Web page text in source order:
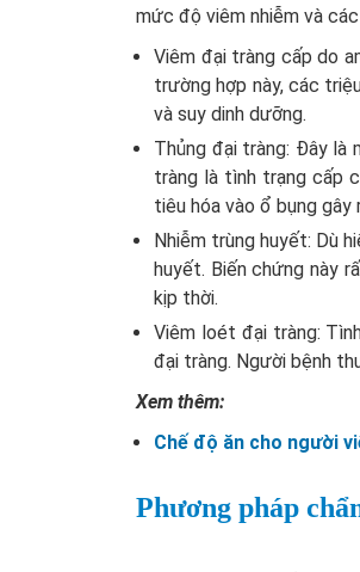
mức độ viêm nhiễm và
Viêm đại tràng cấp do
trường hợp này, các
và suy dinh dưỡng.
Thủng đại tràng: Đây là
tràng là tình trạng cấp
tiêu hóa vào ổ bụng gây
Nhiễm trùng huyết: Dù
huyết. Biến chứng này
kịp thời.
Viêm loét đại tràng:
đại tràng. Người bệnh
Xem thêm:
Chế độ ăn cho người
Phương pháp